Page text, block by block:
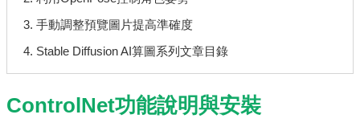
3. 手動調整預覽圖片提高準確度
4. Stable Diffusion AI算圖系列文章目錄
ControlNet功能說明與安裝